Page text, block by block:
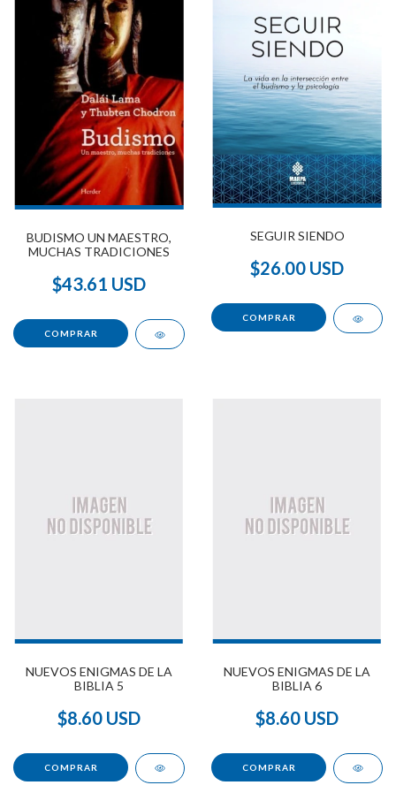
BUDISMO UN MAESTRO,
MUCHAS TRADICIONES
$43.61 USD
SEGUIR SIENDO
$26.00 USD
NUEVOS ENIGMAS DE LA
BIBLIA 5
$8.60 USD
NUEVOS ENIGMAS DE LA
BIBLIA 6
$8.60 USD